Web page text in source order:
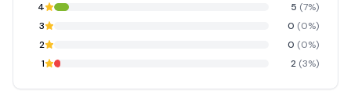
4
5 (7%)
3
0 (0%)
2
0 (0%)
1
2 (3%)